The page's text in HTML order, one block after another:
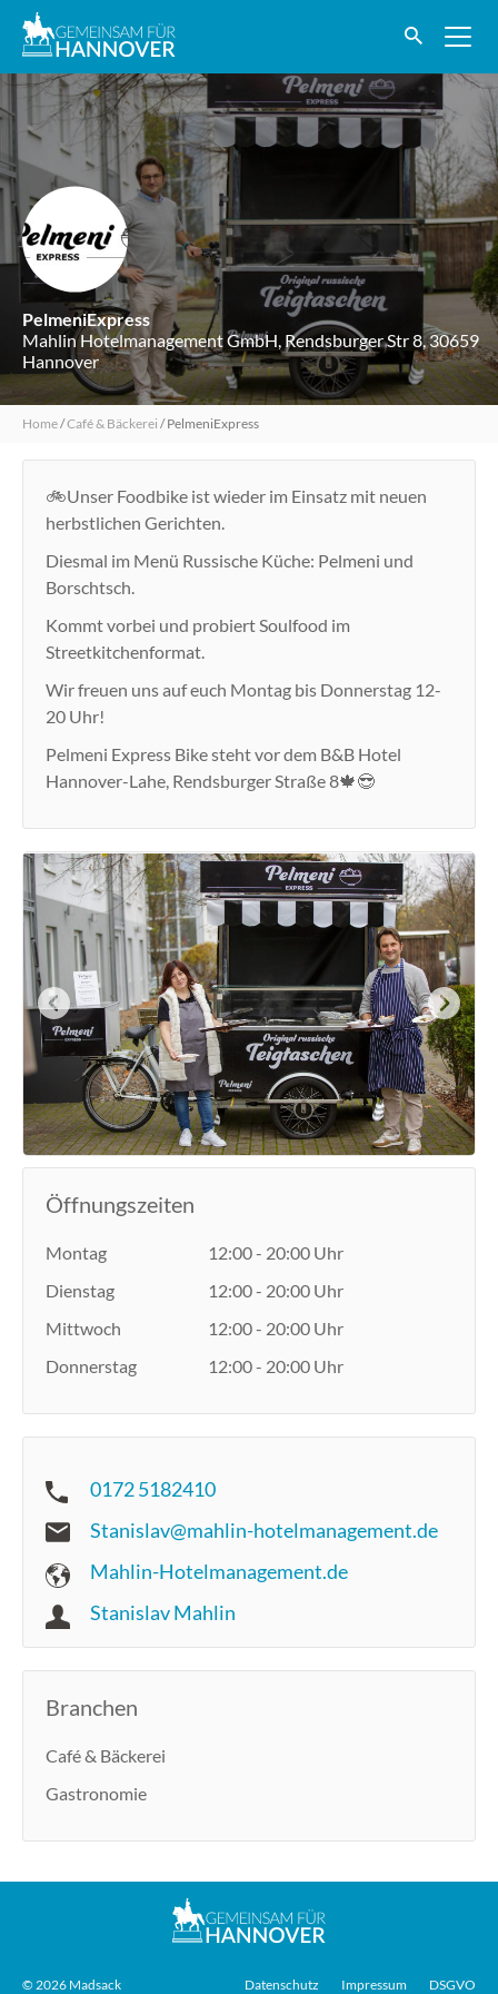
PelmeniExpress
Mahlin Hotelmanagement GmbH, Rendsburger Str 8, 30659
Hannover
Home/Café & Bäckerei /PelmeniExpress
🚲Unser Foodbike ist wieder im Einsatz mit neuen
herbstlichen Gerichten.
Diesmal im Menü Russische Küche: Pelmeni und
Borschtsch.
Kommt vorbei und probiert Soulfood im
Streetkitchenformat.
Wir freuen uns auf euch Montag bis Donnerstag 12-
20 Uhr!
Pelmeni Express Bike steht vor dem B&B Hotel
Hannover-Lahe, Rendsburger Straße 8🍁😎
Öffnungszeiten
Montag
12:00 - 20:00 Uhr
Dienstag
12:00 - 20:00 Uhr
Mittwoch
12:00 - 20:00 Uhr
Donnerstag
12:00 - 20:00 Uhr
0172 5182410
Stanislav@mahlin-hotelmanagement.de
Mahlin-Hotelmanagement.de
Stanislav Mahlin
Branchen
Café & Bäckerei
Gastronomie
© 2026 Madsack Datenschutz Impressum DSGVO